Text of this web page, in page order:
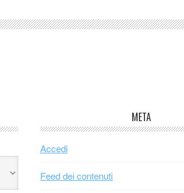
META
Accedi
Feed dei contenuti